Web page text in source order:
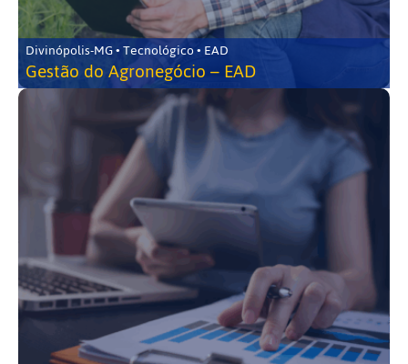
Divinópolis-MG • Tecnológico • EAD
Gestão do Agronegócio – EAD